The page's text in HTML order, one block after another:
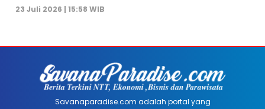
23 Juli 2026 | 15:58 WIB
Savanaparadise.com adalah portal yang